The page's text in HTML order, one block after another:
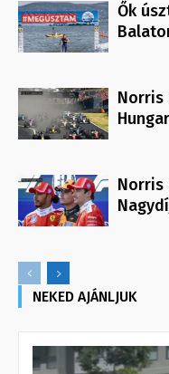
Ők
Norris
Norris
NEKED AJÁNLJUK